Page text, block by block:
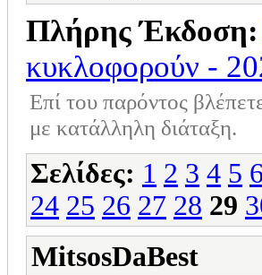
Πλήρης Έκδοση:
κυκλοφορούν -
Επί του παρόντος
με κατάλληλη διάταξη.
Σελίδες: 1 2 3 4 5 6
24 25 26 27 28 29
MitsosDaBest